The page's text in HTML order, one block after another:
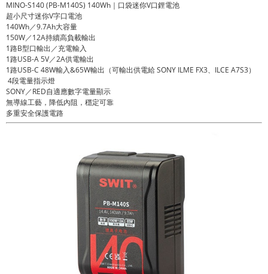
MINO-S140 (PB-M140S) 140Wh｜口袋迷你V口鋰電池
超小尺寸迷你V字口電池
140Wh／9.7Ah大容量
150W／12A持續高負載輸出
1路B型口輸出／充電輸入
1路USB-A 5V／2A供電輸出
1路USB-C 48W輸入&65W輸出（可輸出供電給 SONY ILME FX3、ILCE A7S3）
4段電量指示燈
SONY／RED自適應數字電量顯示
無導線工藝，降低內阻，穩定可靠
多重安全保護電路